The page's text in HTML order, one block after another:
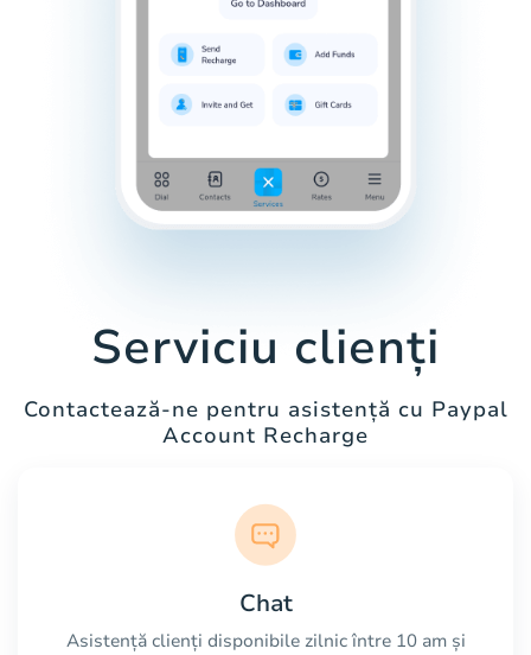
Serviciu clienți
Contactează-ne pentru asistență cu Paypal
Account Recharge
Chat
Asistență clienți disponibile zilnic între 10 am și